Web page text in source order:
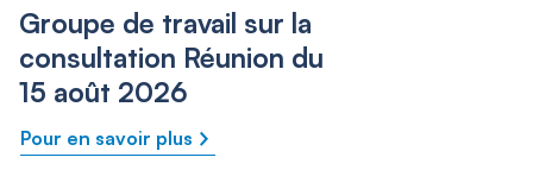
Groupe de travail sur la
consultation Réunion du
15 août 2026
Pour en savoir plus